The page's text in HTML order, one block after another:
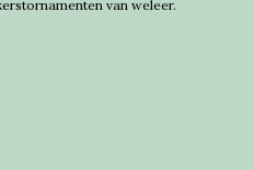
van weleer.